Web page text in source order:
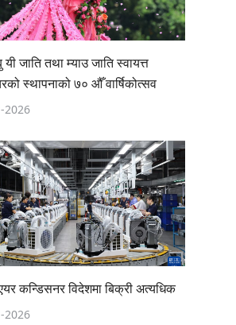
यी जाति तथा म्याउ जाति स्वायत्त
स्थापनाको ७० औँ वार्षिकोत्सव
2026
कन्डिसनर विदेशमा बिक्री अत्यधिक
2026